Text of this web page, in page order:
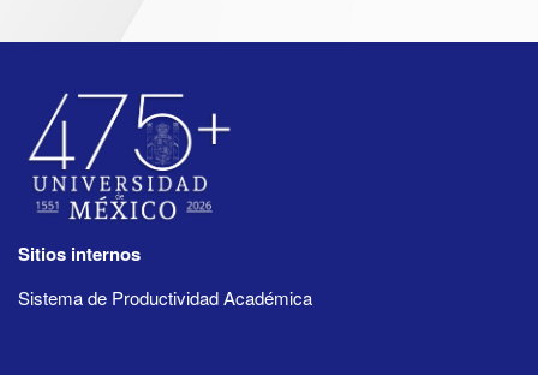
Sitios internos
Sistema de Productividad Académica